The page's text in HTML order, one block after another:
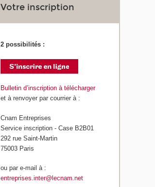
Votre inscription
2 possibilités :
Bulletin d’inscription à télécharger
et à renvoyer par courrier à :
Cnam Entreprises
Service inscription - Case B2B01
292 rue Saint-Martin
75003 Paris
ou par e-mail à :
entreprises.inter@lecnam.net